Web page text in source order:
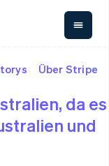
an
Über Stripe
da es
und